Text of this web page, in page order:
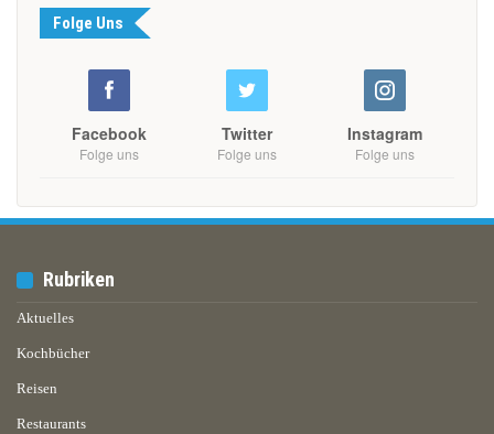
Folge Uns
Facebook
Folge uns
Twitter
Folge uns
Instagram
Folge uns
Rubriken
Aktuelles
Kochbücher
Reisen
Restaurants